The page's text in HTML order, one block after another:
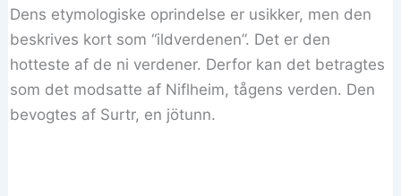
Dens etymologiske oprindelse er usikker, men den
beskrives kort som “ildverdenen”. Det er den
hotteste af de ni verdener. Derfor kan det betragtes
som det modsatte af Niflheim, tågens verden. Den
bevogtes af Surtr, en jötunn.